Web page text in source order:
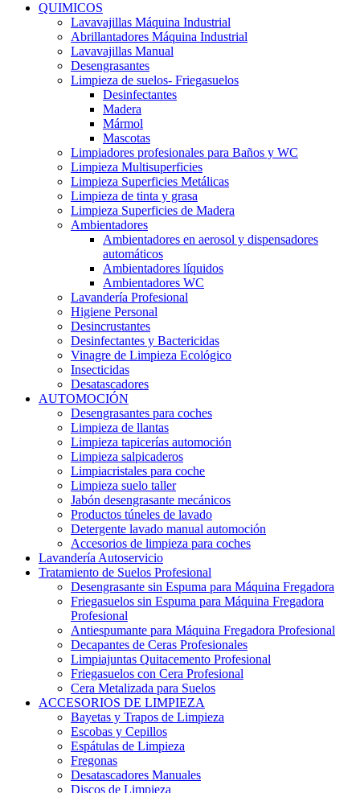
QUIMICOS
Lavavajillas Máquina Industrial
Abrillantadores Máquina Industrial
Lavavajillas Manual
Desengrasantes
Limpieza de suelos- Friegasuelos
Desinfectantes
Madera
Mármol
Mascotas
Limpiadores profesionales para Baños y WC
Limpieza Multisuperficies
Limpieza Superficies Metálicas
Limpieza de tinta y grasa
Limpieza Superficies de Madera
Ambientadores
Ambientadores en aerosol y dispensadores
automáticos
Ambientadores líquidos
Ambientadores WC
Lavandería Profesional
Higiene Personal
Desincrustantes
Desinfectantes y Bactericidas
Vinagre de Limpieza Ecológico
Insecticidas
Desatascadores
AUTOMOCIÓN
Desengrasantes para coches
Limpieza de llantas
Limpieza tapicerías automoción
Limpieza salpicaderos
Limpiacristales para coche
Limpieza suelo taller
Jabón desengrasante mecánicos
Productos túneles de lavado
Detergente lavado manual automoción
Accesorios de limpieza para coches
Lavandería Autoservicio
Tratamiento de Suelos Profesional
Desengrasante sin Espuma para Máquina Fregadora
Friegasuelos sin Espuma para Máquina Fregadora
Profesional
Antiespumante para Máquina Fregadora Profesional
Decapantes de Ceras Profesionales
Limpiajuntas Quitacemento Profesional
Friegasuelos con Cera Profesional
Cera Metalizada para Suelos
ACCESORIOS DE LIMPIEZA
Bayetas y Trapos de Limpieza
Escobas y Cepillos
Espátulas de Limpieza
Fregonas
Desatascadores Manuales
Discos de Limpieza